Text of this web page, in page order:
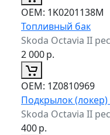
ОЕМ: 1K0201138M
Топливный бак
Skoda Octavia II
2 000р.
ОЕМ: 1Z0810969
Подкрылок
Skoda Octavia II
400р.